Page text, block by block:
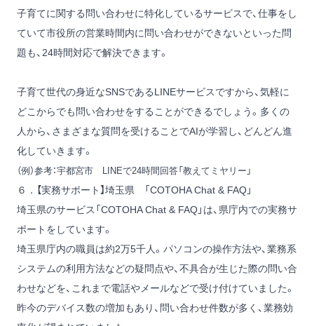
子育てに関する問い合わせに特化しているサービスで、仕事をし
ていて市役所の営業時間内に問い合わせができないといった問
題も、24時間対応で解決できます。
子育て世代の身近なSNSであるLINEサービスですから、気軽に
どこからでも問い合わせをすることができるでしょう。多くの
人から、さまざまな質問を受けることでAIが学習し、どんどん進
化していきます。
（例）参考：宇都宮市 LINEで24時間回答「教えてミヤリー」
６．【実務サポート】埼玉県 「COTOHA Chat & FAQ」
埼玉県のサービス「COTOHA Chat & FAQ」は、県庁内での実務サ
ポートをしています。
埼玉県庁内の職員は約2万5千人。パソコンの操作方法や、業務系
システムの利用方法などの疑問点や、不具合が生じた際の問い合
わせなどを、これまで電話やメールなどで受け付けていました。
昨今のデバイス数の増加もあり、問い合わせ件数が多く、業務効